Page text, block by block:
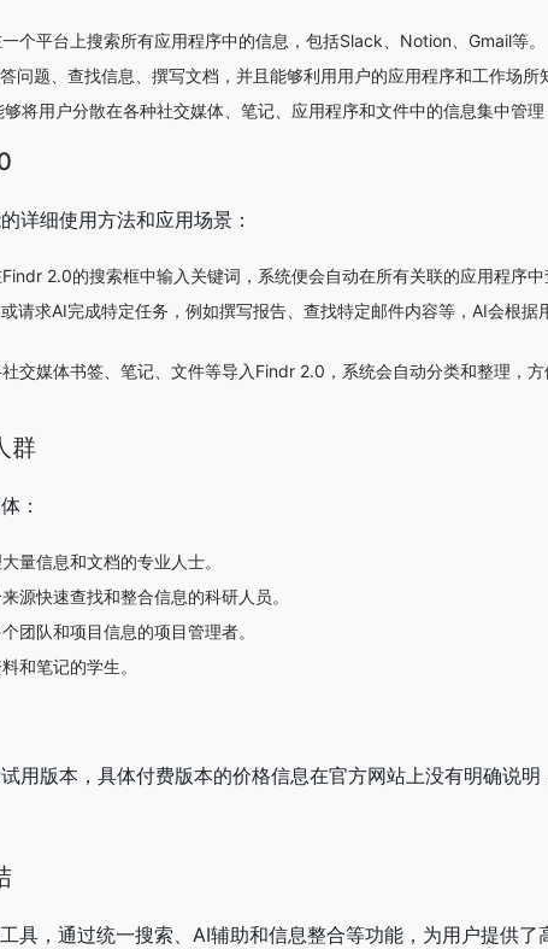
个平台上搜索所有应用程序中的信息，包括Slack、Notion、Gmail等。
问题、查找信息、撰写文档，并且能够利用用户的应用程序和工作场所
将用户分散在各种社交媒体、笔记、应用程序和文件中的信息集中管理
详细使用方法和应用场景：
2.0的搜索框中输入关键词，系统便会自动在所有关联的应用程序中
请求AI完成特定任务，例如撰写报告、查找特定邮件内容等，AI会根据
交媒体书签、笔记、文件等导入Findr 2.0，系统会自动分类和整理，
群
：
量信息和文档的专业人士。
源快速查找和整合信息的科研人员。
团队和项目信息的项目管理者。
和笔记的学生。
用版本，具体付费版本的价格信息在官方网站上没有明确说明
具，通过统一搜索、AI辅助和信息整合等功能，为用户提供了